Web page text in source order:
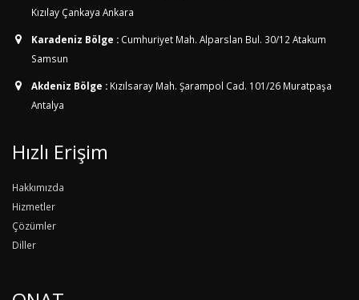
Kızılay Çankaya Ankara
Karadeniz Bölge : Cumhuriyet Mah. Alparslan Bul. 30/12 Atakum
Samsun
Akdeniz Bölge : Kızılsaray Mah. Şarampol Cad. 101/26 Muratpaşa
Antalya
Hızlı Erişim
Hakkımızda
Hizmetler
Çözümler
Diller